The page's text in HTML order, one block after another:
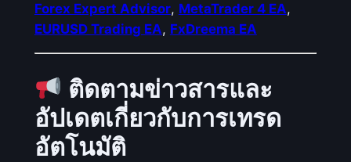
Forex Expert Advisor, MetaTrader 4 EA,
EURUSD Trading EA, FxDreema EA
ติดตามข่าวสารและ
อัปเดตเกี่ยวกับการเทรด
อัตโนมัติ